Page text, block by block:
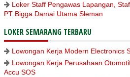
Loker Staff Pengawas Lapangan,
PT Bigga Damai Utama Sleman
LOKER SEMARANG TERBARU
Lowongan Kerja Modern Electronics
Lowongan Kerja Perusahaan
Accu SOS